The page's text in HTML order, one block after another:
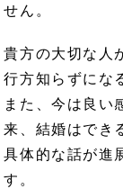
せん。
貴方の大切な人
行方知らずにな
また、今は良い
来、結婚はでき
具体的な話が進
す。